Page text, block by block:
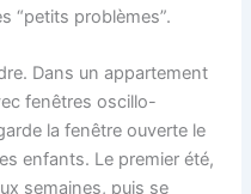
“petits problèmes”.
Dans un appartement
fenêtres oscillo-
la fenêtre ouverte le
enfants. Le premier été,
semaines, puis se